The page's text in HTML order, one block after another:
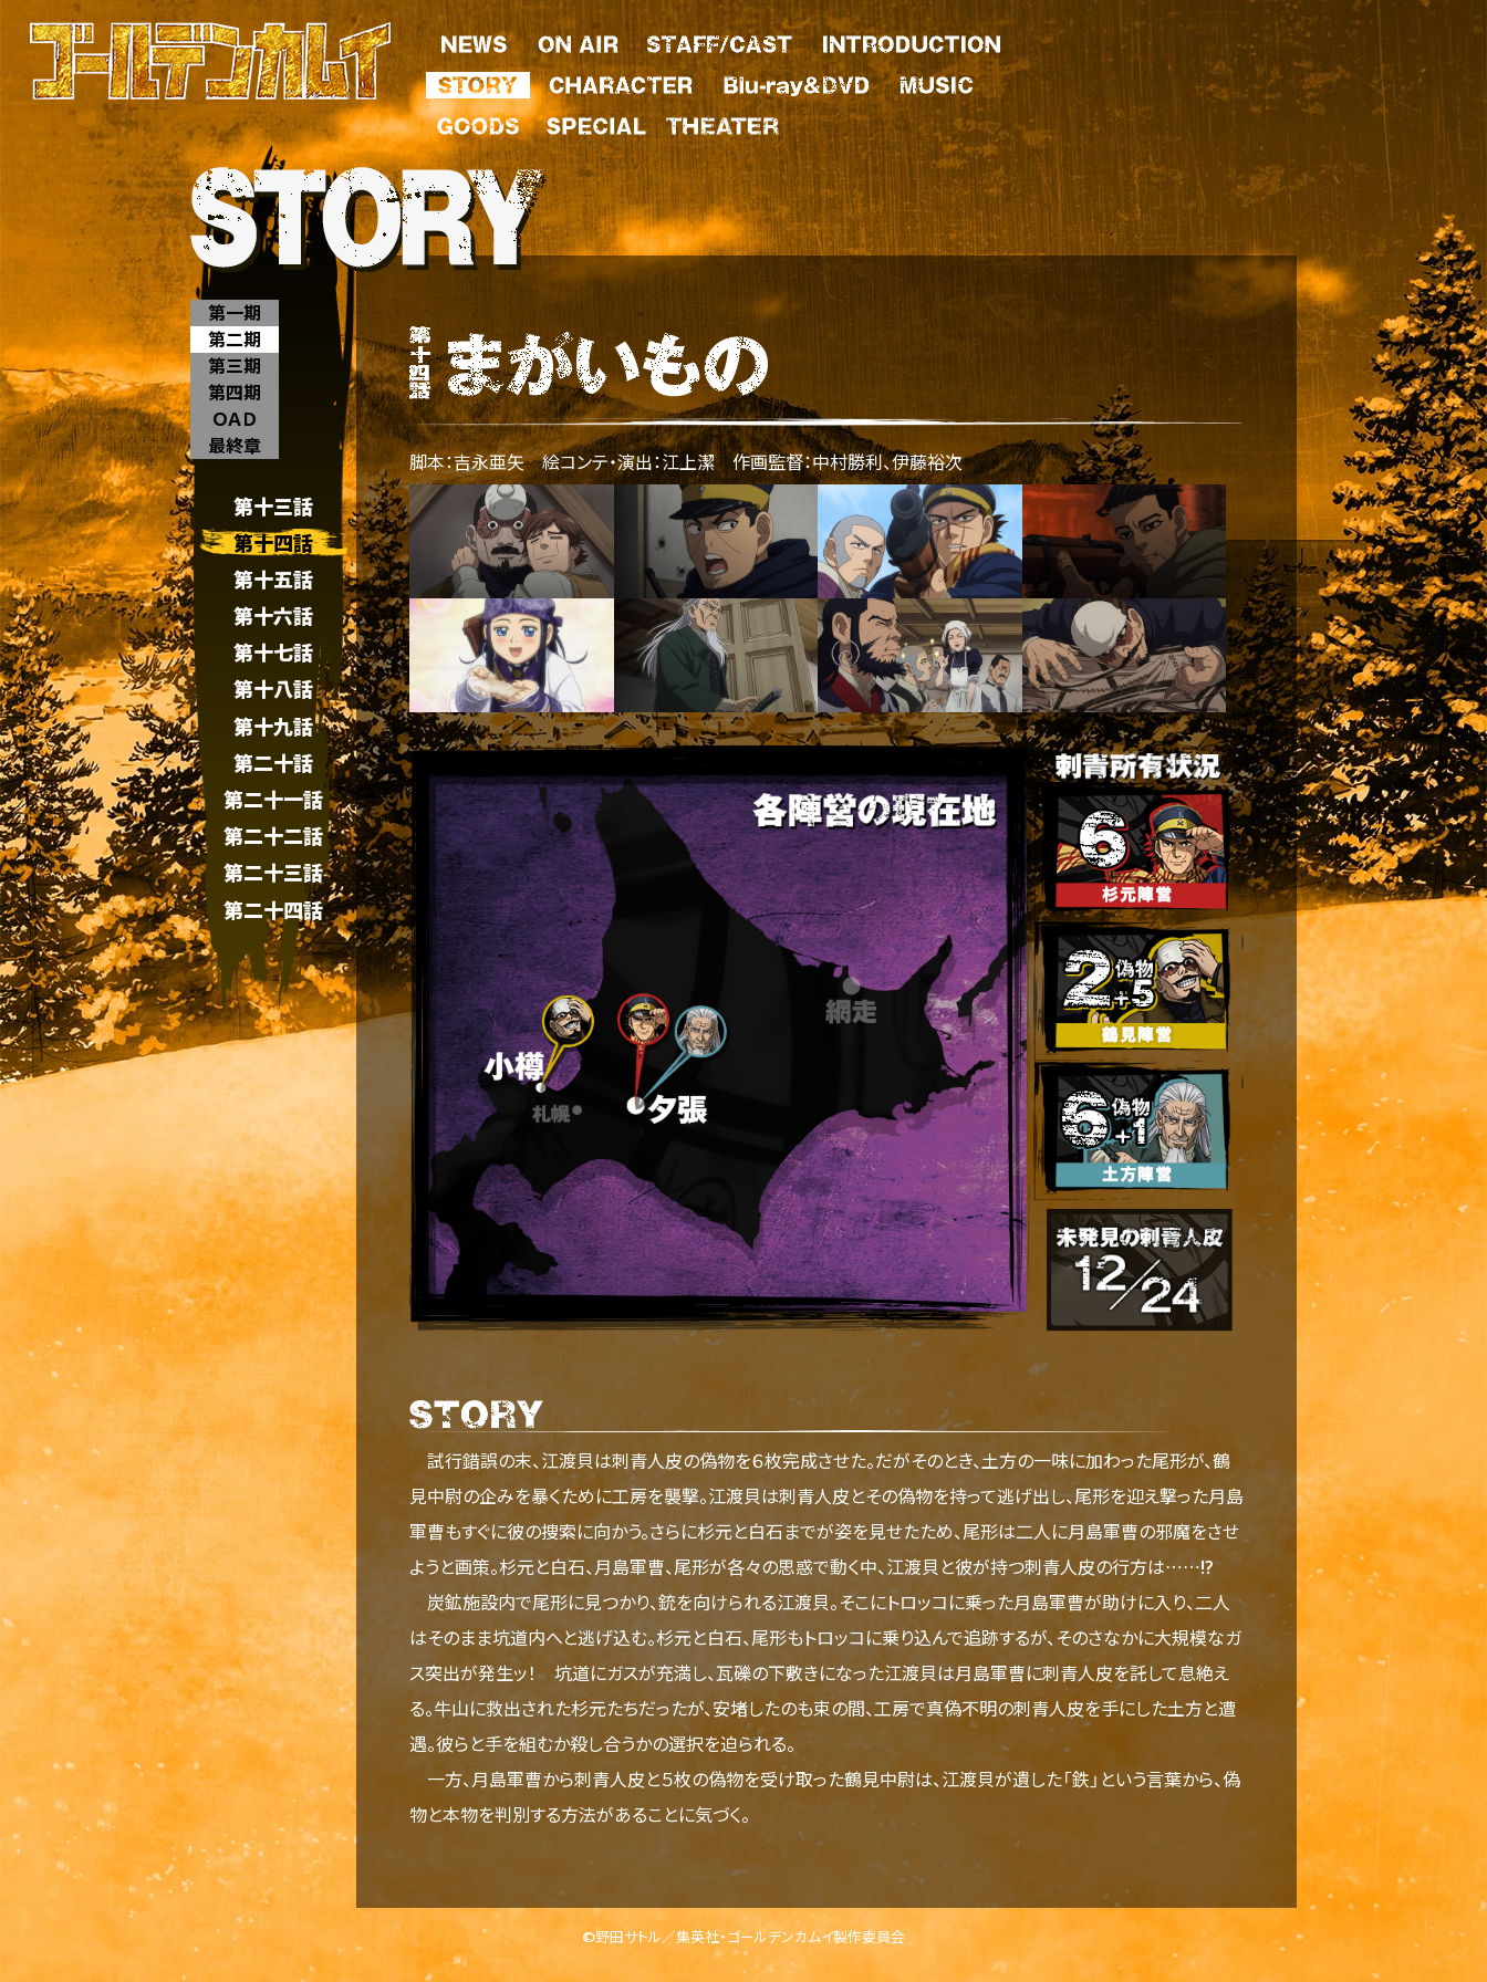
脚本：吉永亜矢 絵コンテ・演出：江上潔 作画監督：中村勝利、伊藤裕次
試行錯誤の末、江渡貝は刺青人皮の偽物を６枚完成させた。だがそのとき、土方の一味に加わった尾形が、鶴
見中尉の企みを暴くために工房を襲撃。江渡貝は刺青人皮とその偽物を持って逃げ出し、尾形を迎え撃った月島
軍曹もすぐに彼の捜索に向かう。さらに杉元と白石までが姿を見せたため、尾形は二人に月島軍曹の邪魔をさせ
ようと画策。杉元と白石、月島軍曹、尾形が各々の思惑で動く中、江渡貝と彼が持つ刺青人皮の行方は……!?
炭鉱施設内で尾形に見つかり、銃を向けられる江渡貝。そこにトロッコに乗った月島軍曹が助けに入り、二人
はそのまま坑道内へと逃げ込む。杉元と白石、尾形もトロッコに乗り込んで追跡するが、そのさなかに大規模なガ
ス突出が発生ッ！ 坑道にガスが充満し、瓦礫の下敷きになった江渡貝は月島軍曹に刺青人皮を託して息絶え
る。牛山に救出された杉元たちだったが、安堵したのも束の間、工房で真偽不明の刺青人皮を手にした土方と遭
遇。彼らと手を組むか殺し合うかの選択を迫られる。
一方、月島軍曹から刺青人皮と５枚の偽物を受け取った鶴見中尉は、江渡貝が遺した「鉄」という言葉から、偽
物と本物を判別する方法があることに気づく。
第一期
第二期
第三期
第四期
ＯＡＤ
最終章
第十三話
第十四話
第十五話
第十六話
第十七話
第十八話
第十九話
第二十話
第二十一話
第二十二話
第二十三話
第二十四話
©野田サトル／集英社・ゴールデンカムイ製作委員会